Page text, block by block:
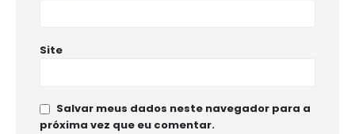
Site
Salvar meus dados neste navegador para a
próxima vez que eu comentar.